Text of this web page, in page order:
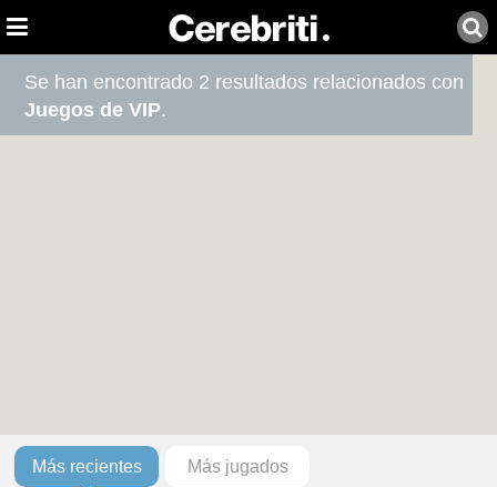
Se han encontrado 2 resultados relacionados con
Juegos de VIP.
Más recientes Más jugados